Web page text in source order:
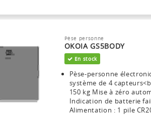
Pèse personne
OKOIA GS5BODY
En stock
Pèse-personne
système de 4
150 kg Mise à zéro
Indication de batterie
Alimentation : 1 pile